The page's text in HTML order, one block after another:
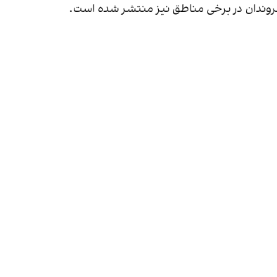
در برخی مناطق نیز منتشر شده است.